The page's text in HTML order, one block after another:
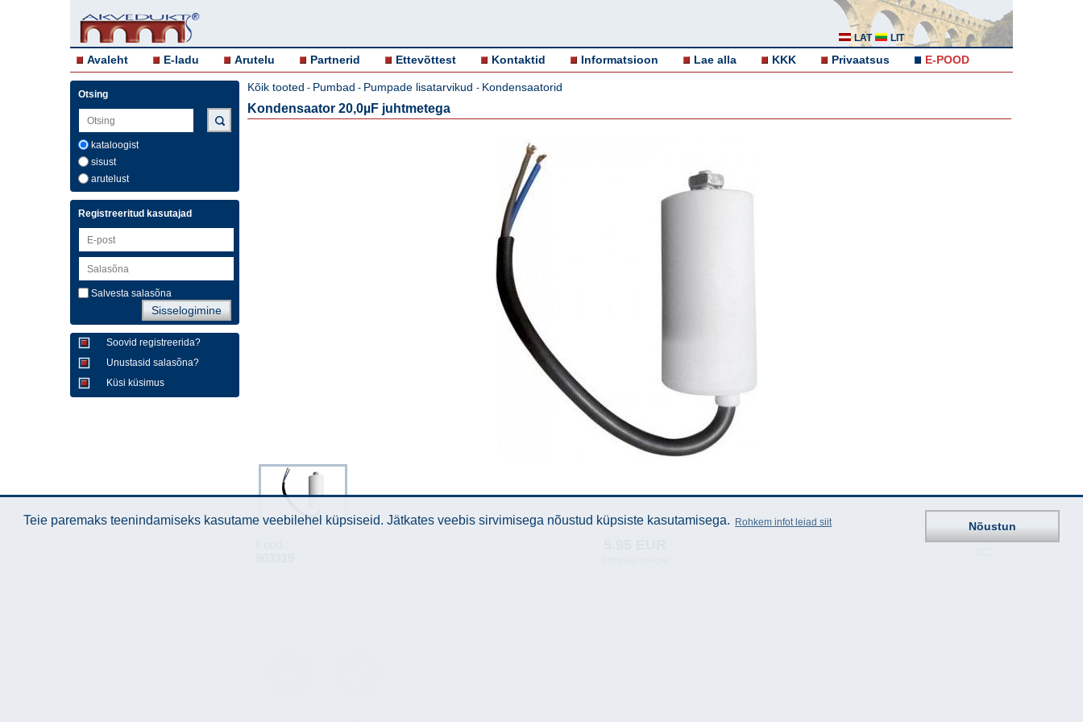
LAT LIT
Avaleht E-ladu Arutelu Partnerid Ettevõttest Kontaktid Informatsioon Lae alla KKK Privaatsus E-POOD
Otsing
kataloogist
sisust
arutelust
Registreeritud kasutajad
Salvesta salasõna
Soovid registreerida?
Unustasid salasõna?
Küsi küsimus
Kõik tooted - Pumbad - Pumpade lisatarvikud - Kondensaatorid
Kondensaator 20,0µF juhtmetega
Teie paremaks teenindamiseks kasutame veebilehel küpsiseid. Jätkates veebis sirvimisega nõustud küpsiste kasutamisega. Rohkem infot leiad siit Nõustun